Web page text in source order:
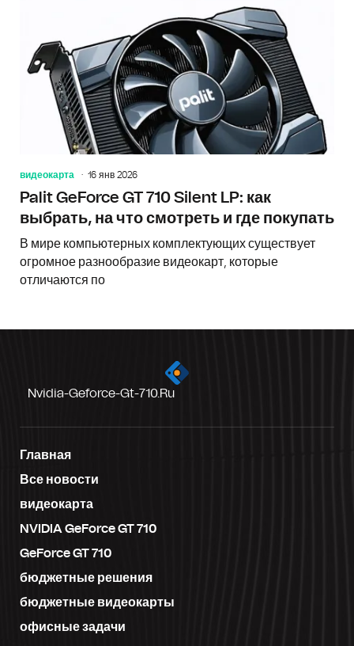
видеокарта 16 янв 2026
Palit GeForce GT 710 Silent LP: как
выбрать, на что смотреть и где покупать
В мире компьютерных комплектующих существует
огромное разнообразие видеокарт, которые
отличаются по
Nvidia-Geforce-Gt-710.ru
Главная
Все новости
видеокарта
NVIDIA GeForce GT 710
GeForce GT 710
бюджетные решения
бюджетные видеокарты
офисные задачи